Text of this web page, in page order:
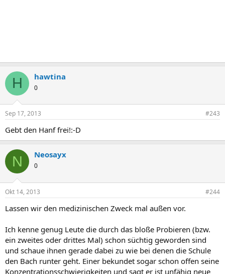
H hawtina
0
Sep 17, 2013 #243
Gebt den Hanf frei!:-D
N Neosayx
0
Okt 14, 2013 #244
Lassen wir den medizinischen Zweck mal außen vor.
Ich kenne genug Leute die durch das bloße Probieren (bzw.
ein zweites oder drittes Mal) schon süchtig geworden sind
und schaue ihnen gerade dabei zu wie bei denen die Schule
den Bach runter geht. Einer bekundet sogar schon offen seine
Konzentrationsschwierigkeiten und sagt er ist unfähig neue